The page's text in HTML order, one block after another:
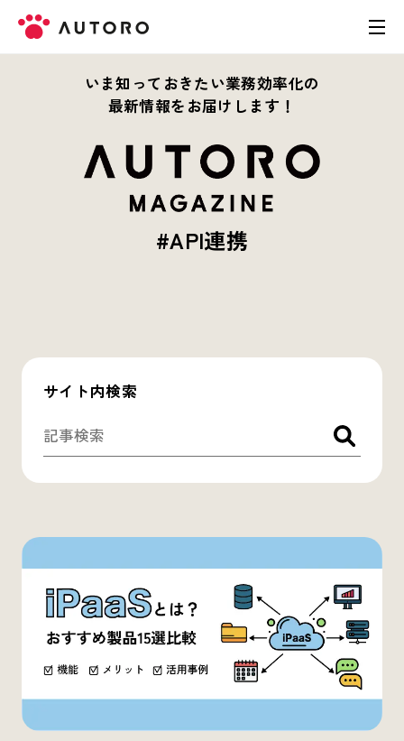
いま知っておきたい業務効率化の
最新情報をお届けします！
#API連携
サイト内検索